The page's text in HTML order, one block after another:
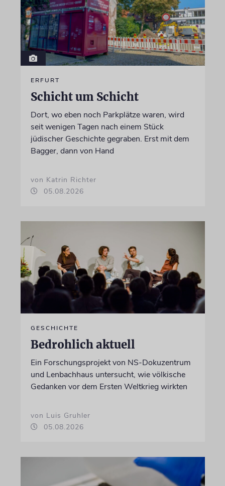
ERFURT
Schicht um Schicht
Dort, wo eben noch Parkplätze waren, wird
seit wenigen Tagen nach einem Stück
jüdischer Geschichte gegraben. Erst mit dem
Bagger, dann von Hand
von Katrin Richter
05.08.2026
GESCHICHTE
Bedrohlich aktuell
Ein Forschungsprojekt von NS-Dokuzentrum
und Lenbachhaus untersucht, wie völkische
Gedanken vor dem Ersten Weltkrieg wirkten
von Luis Gruhler
05.08.2026